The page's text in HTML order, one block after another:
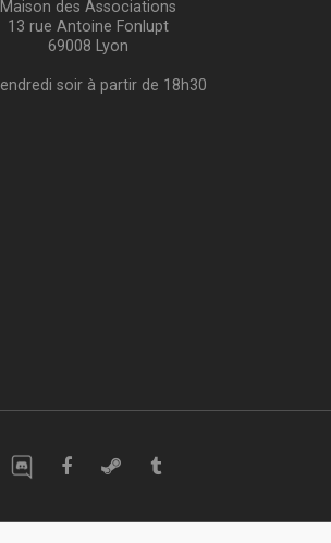
Maison des Associations
13 rue Antoine Fonlupt
69008 Lyon
soir à partir de 18h30